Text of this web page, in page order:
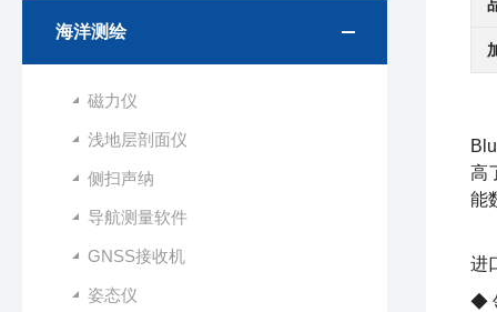
海洋测绘
磁力仪
浅地层剖面仪
侧扫声纳
导航测量软件
GNSS接收机
姿态仪
高
能
进
◆